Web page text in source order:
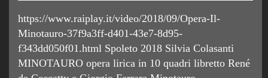
https://www.raiplay.it/video/2018/09/Opera-Il-
Minotauro-37f9a3ff-d401-43e7-8d95-
f343dd050f01.html Spoleto 2018 Silvia Colasanti
MINOTAURO opera lirica in 10 quadri libretto René